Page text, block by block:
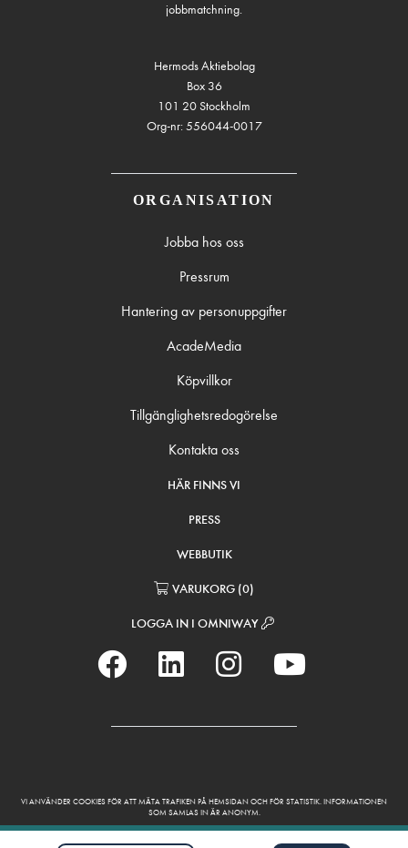
jobbmatchning.
Hermods Aktiebolag
Box 36
101 20 Stockholm
Org-nr: 556044-0017
ORGANISATION
Jobba hos oss
Pressrum
Hantering av personuppgifter
AcadeMedia
Köpvillkor
Tillgänglighetsredogörelse
Kontakta oss
HÄR FINNS VI
PRESS
WEBBUTIK
VARUKORG (0)
LOGGA IN I OMNIWAY
VI ANVÄNDER COOKIES FÖR ATT MÄTA TRAFIKEN PÅ HEMSIDAN OCH FÖR STATISTIK. INFORMATIONEN
SOM SAMLAS IN ÄR ANONYM.